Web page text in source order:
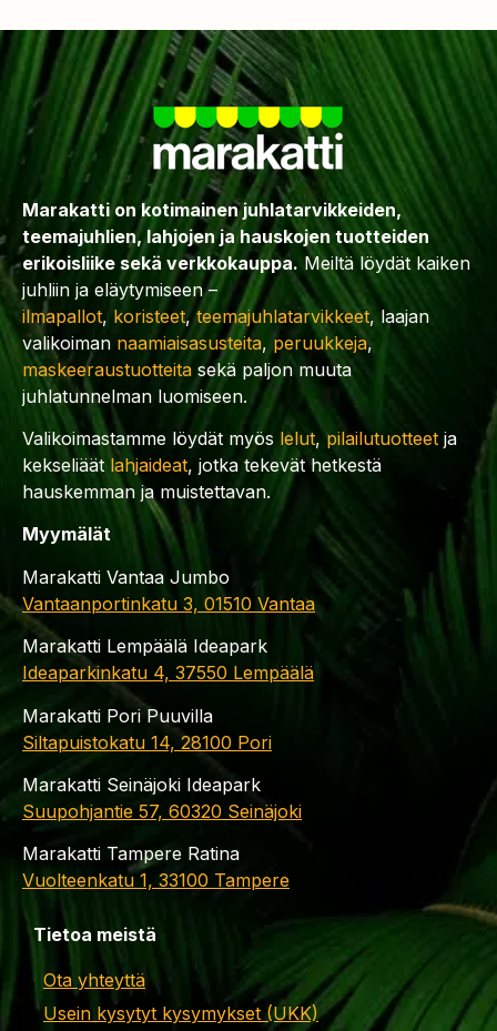
Marakatti on kotimainen juhlatarvikkeiden,
teemajuhlien, lahjojen ja hauskojen tuotteiden
erikoisliike sekä verkkokauppa. Meiltä löydät kaiken
juhliin ja eläytymiseen –
ilmapallot, koristeet,teemajuhlatarvikkeet, laajan
valikoiman naamiaisasusteita, peruukkeja,
maskeeraustuotteita sekä paljon muuta
juhlatunnelman luomiseen.
Valikoimastamme löydät myös lelut,pilailutuotteet ja
kekseliäät lahjaideat, jotka tekevät hetkestä
hauskemman ja muistettavan.
Myymälät
Marakatti Vantaa Jumbo
Vantaanportinkatu 3, 01510 Vantaa
Marakatti Lempäälä Ideapark
Ideaparkinkatu 4, 37550 Lempäälä
Marakatti Pori Puuvilla
Siltapuistokatu 14, 28100 Pori
Marakatti Seinäjoki Ideapark
Suupohjantie 57, 60320 Seinäjoki
Marakatti Tampere Ratina
Vuolteenkatu 1, 33100 Tampere
Tietoa meistä
Ota yhteyttä
Usein kysytyt kysymykset (UKK)